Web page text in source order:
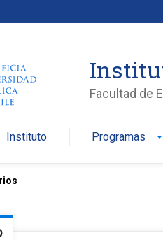
Facultad de
Instituto Programas arrow_drop_down